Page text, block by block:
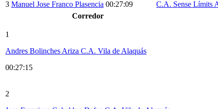
3 Manuel Jose Franco Plasencia 00:27:09
C.A. Sense Límits
Corredor
1
Andres Bolinches Ariza C.A. Vila de Alaquás
00:27:15
2